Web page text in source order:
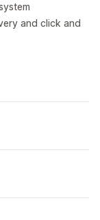
and click and